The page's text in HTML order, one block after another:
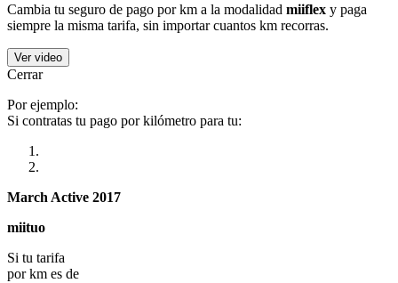
Cambia tu seguro de pago por km a la modalidad miiflex y paga
siempre la misma tarifa, sin importar cuantos km recorras.
Ver video
Cerrar
Por ejemplo:
Si contratas tu pago por kilómetro para tu:
March Active 2017
miituo
Si tu tarifa
por km es de